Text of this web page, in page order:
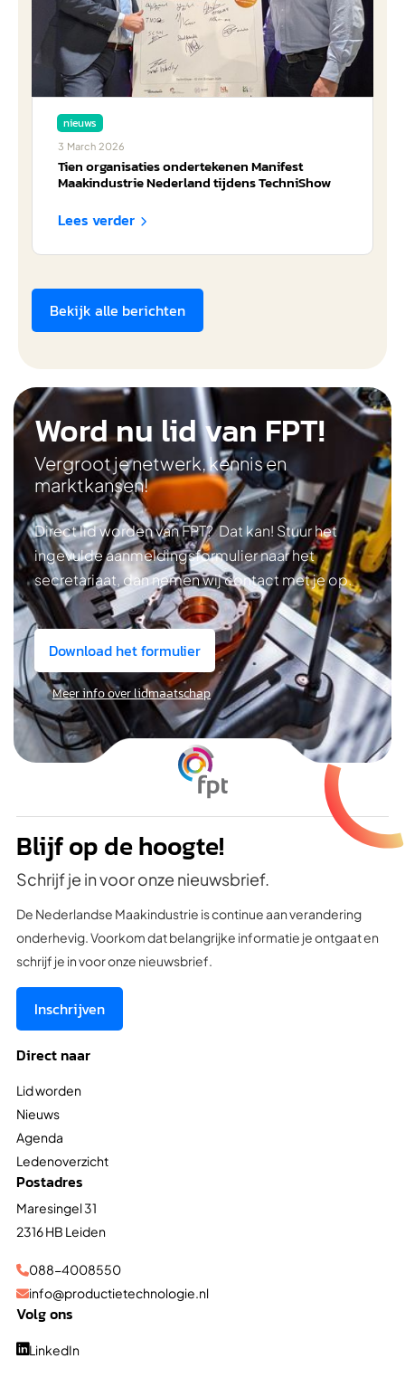
nieuws
3 March 2026
Tien organisaties ondertekenen Manifest
Maakindustrie Nederland tijdens TechniShow
Lees verder 
Bekijk alle berichten
Word nu lid van FPT!
Vergroot je netwerk, kennis en
marktkansen!
Direct lid worden van FPT? Dat kan! Stuur het
ingevulde aanmeldingsformulier naar het
secretariaat, dan nemen wij contact met je op.
Download het formulier
Meer info over lidmaatschap
Blijf op de hoogte!
Schrijf je in voor onze nieuwsbrief.
De Nederlandse Maakindustrie is continue aan verandering
onderhevig. Voorkom dat belangrijke informatie je ontgaat en
schrijf je in voor onze nieuwsbrief.
Inschrijven
Direct naar
Lid worden
Nieuws
Agenda
Ledenoverzicht
Postadres
Maresingel 31
2316 HB Leiden
088-4008550
info@productietechnologie.nl
Volg ons
LinkedIn